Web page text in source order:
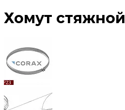
Хомут стяжной